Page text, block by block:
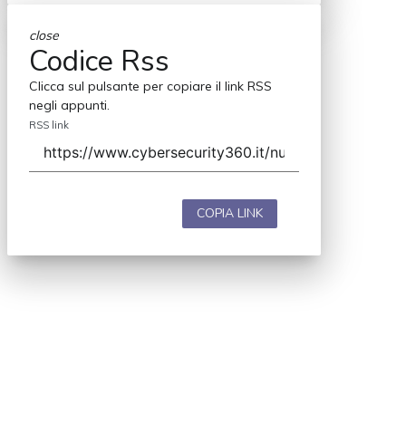
close
Codice Rss
Clicca sul pulsante per copiare il link RSS
negli appunti.
RSS link
COPIA LINK